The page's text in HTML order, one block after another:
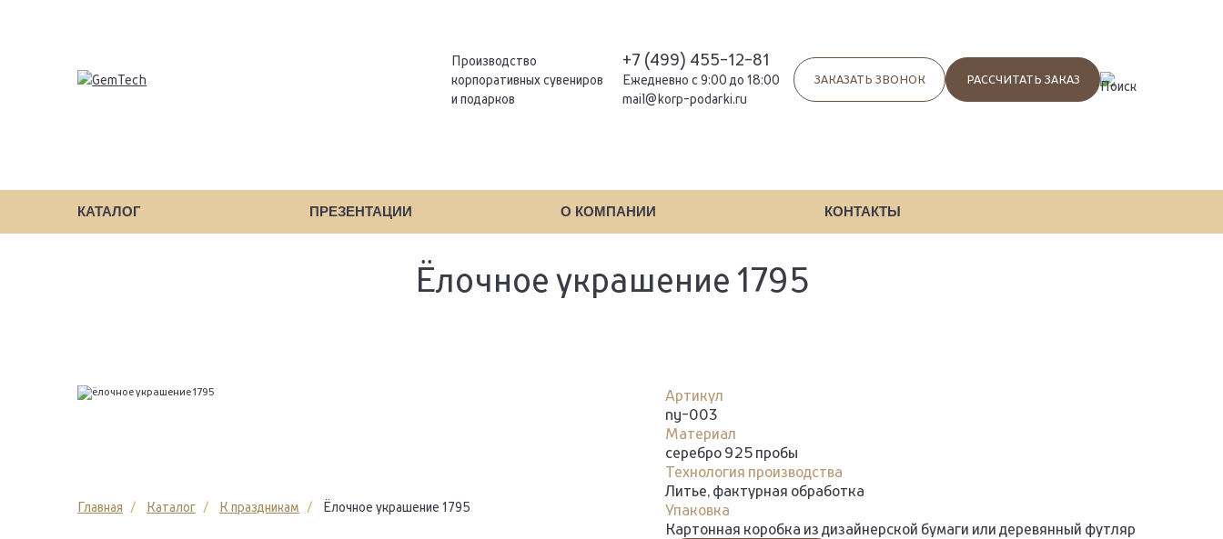
Производство
корпоративных сувениров
и подарков
+7 (499) 455-12-81
Ежедневно с 9:00 до 18:00
mail@korp-podarki.ru
ЗАКАЗАТЬ ЗВОНОК РАССЧИТАТЬ ЗАКАЗ
ПОИСК
КАТАЛОГ
ПРЕЗЕНТАЦИИ О КОМПАНИИ КОНТАКТЫ
Главная Каталог К праздникам Ёлочное украшение 1795
Ёлочное украшение 1795
Артикул
ny-003
Материал
серебро 925 пробы
Технология производства
Литье, фактурная обработка
Упаковка
Картонная коробка из дизайнерской бумаги или деревянный футляр